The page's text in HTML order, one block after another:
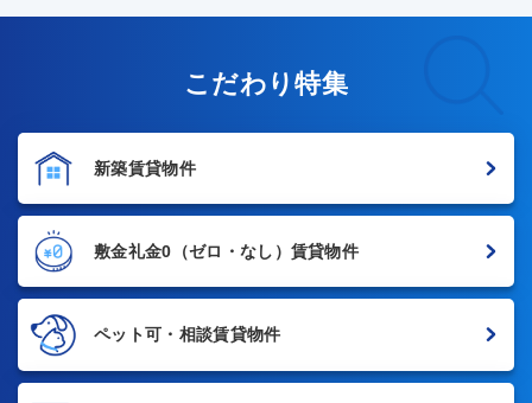
こだわり特集
新築賃貸物件
敷金礼金0 （ゼロ・なし）賃貸物件
ペット可・相談賃貸物件